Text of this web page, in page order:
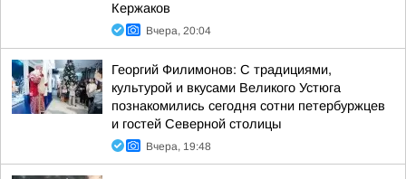
Кержаков
Вчера, 20:04
Георгий Филимонов: С традициями,
культурой и вкусами Великого Устюга
познакомились сегодня сотни петербуржцев
и гостей Северной столицы
Вчера, 19:48